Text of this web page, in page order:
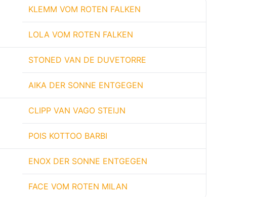
KLEMM VOM ROTEN FALKEN
LOLA VOM ROTEN FALKEN
STONED VAN DE DUVETORRE
AIKA DER SONNE ENTGEGEN
CLIPP VAN VAGO STEIJN
POIS KOTTOO BARBI
ENOX DER SONNE ENTGEGEN
FACE VOM ROTEN MILAN